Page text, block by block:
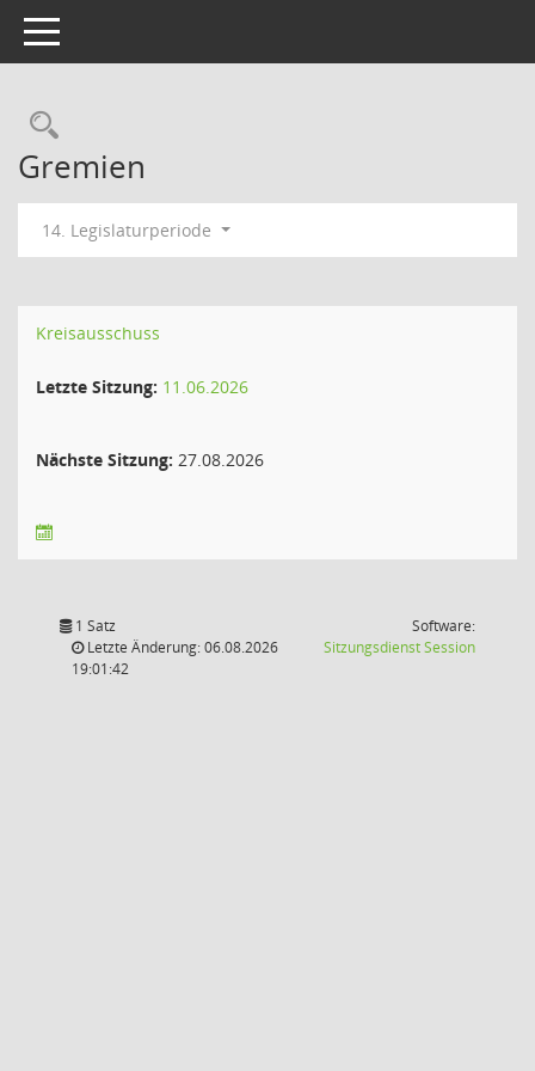
Toggle navigation
Rechercheauswahl
Gremien
14. Legislaturperiode
Kreisausschuss
Letzte Sitzung: 11.06.2026
Nächste Sitzung: 27.08.2026
1 Satz
Letzte Änderung: 06.08.2026
19:01:42
Software:
SitzungsdienstSession(Wird in